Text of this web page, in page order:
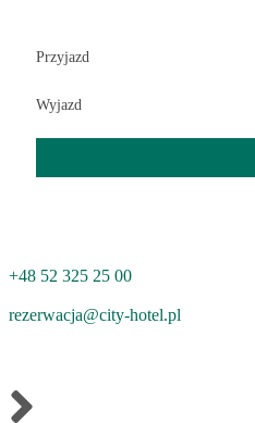
Przyjazd
Wyjazd
+48 52 325 25 00
rezerwacja@city-hotel.pl